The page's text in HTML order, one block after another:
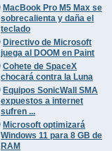
MacBook Pro M5 Max se
sobrecalienta y daña el
teclado
Directivo de Microsoft
juega al DOOM en Paint
Cohete de SpaceX
chocará contra la Luna
Equipos SonicWall SMA
expuestos a internet
sufren ...
Microsoft optimizará
Windows 11 para 8 GB de
RAM